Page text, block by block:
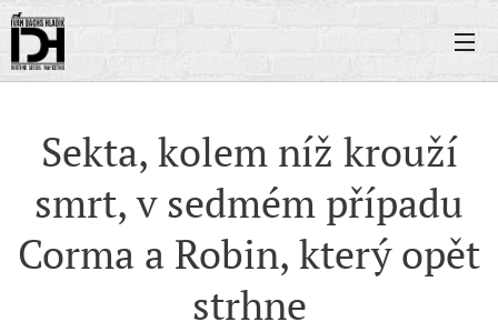
Sekta, kolem níž krouží
smrt, v sedmém případu
Corma a Robin, který opět
strhne